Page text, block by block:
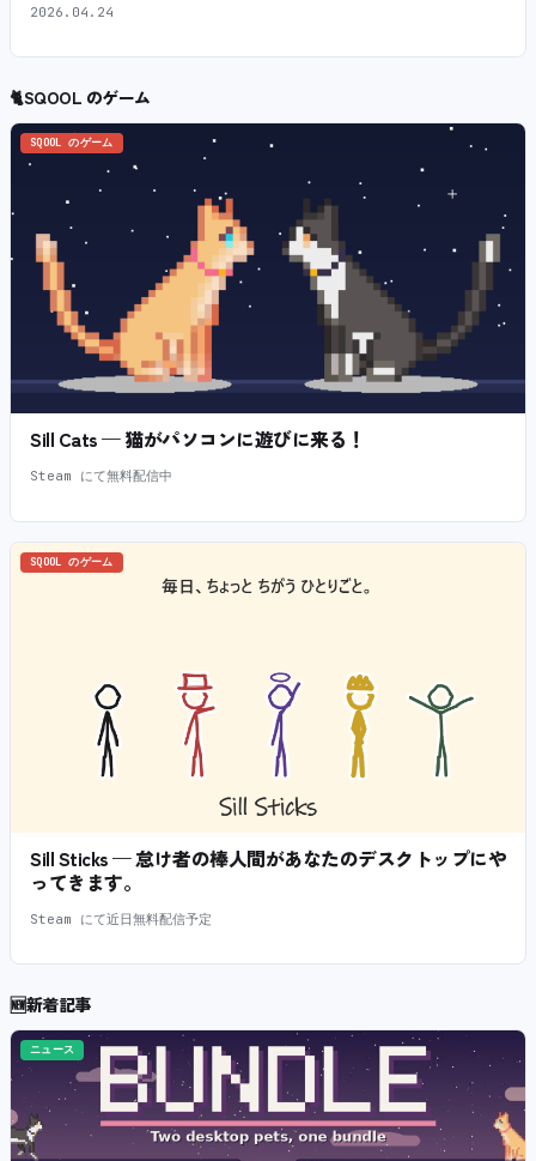
2026.04.24
🐈SQOOL のゲーム
SQOOL のゲーム
Sill Cats — 猫がパソコンに遊びに来る！
Steam にて無料配信中
SQOOL のゲーム
Sill Sticks — 怠け者の棒人間があなたのデスクトップにや
ってきます。
Steam にて近日無料配信予定
🆕新着記事
ニュース